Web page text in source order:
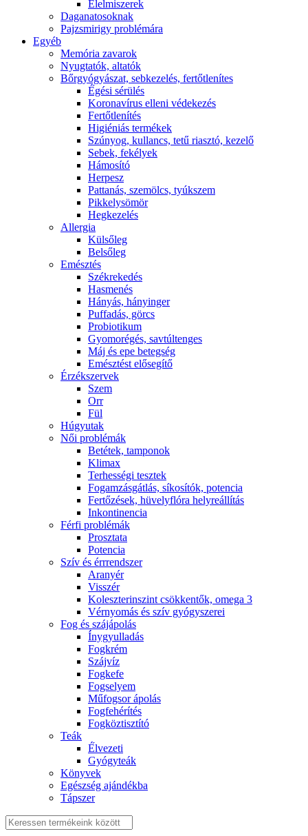
É́lelmiszerek
Daganatosoknak
Pajzsmirigy problémára
Egyéb
Memória zavarok
Nyugtatók, altatók
Bőrgyógyászat, sebkezelés, fertőtlenítes
É́gési sérülés
Koronavírus elleni védekezés
Fertőtlenítés
Higiéniás termékek
Szúnyog, kullancs, tetű riasztó, kezelő
Sebek, fekélyek
Hámosító
Herpesz
Pattanás, szemölcs, tyúkszem
Pikkelysömör
Hegkezelés
Allergia
Külsőleg
Belsőleg
Emésztés
Székrekedés
Hasmenés
Hányás, hányinger
Puffadás, görcs
Probiotikum
Gyomorégés, savtúltenges
Máj és epe betegség
Emésztést elősegítő
Érzékszervek
Szem
Orr
Fül
Húgyutak
Női problémák
Betétek, tamponok
Klimax
Terhességi tesztek
Fogamzásgátlás, síkosítók, potencia
Fertőzések, hüvelyflóra helyreállítás
Inkontinencia
Férfi problémák
Prosztata
Potencia
Szív és érrrendszer
Aranyér
Visszér
Koleszterinszint csökkentők, omega 3
Vérnyomás és szív gyógyszerei
Fog és szájápolás
Í́nygyulladás
Fogkrém
Szájvíz
Fogkefe
Fogselyem
Műfogsor ápolás
Fogfehérítés
Fogköztisztító
Teák
É́lvezeti
Gyógyteák
Könyvek
Egészség ajándékba
Tápszer